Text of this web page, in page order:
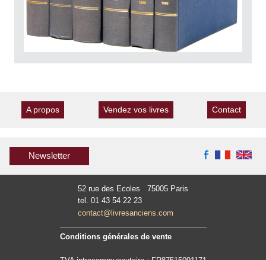
A propos Vendez vos livres Contact
Newsletter
52 rue des Ecoles 75005 Paris
tel. 01 43 54 22 23
contact@livresanciens.com
Conditions générales de vente